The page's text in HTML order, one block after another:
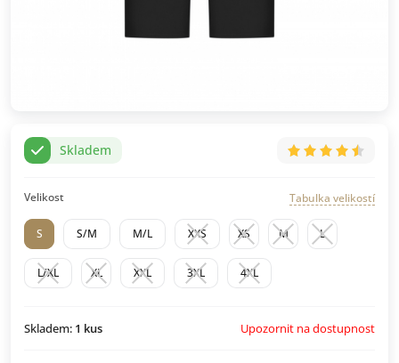
Skladem
Velikost Tabulka velikostí
S S/M M/L XXS XS M L
L/XL XL XXL 3XL 4XL
Skladem: 1 kus Upozornit na dostupnost